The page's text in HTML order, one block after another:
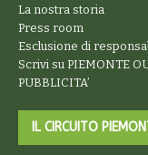
La nostra storia
Press room
Esclusione di
Scrivi su PIEMONTE
PUBBLICITA’
IL CIRCUITO